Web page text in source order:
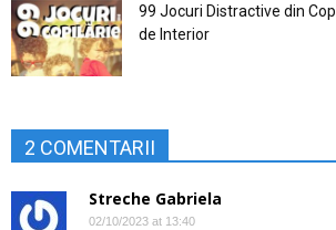
99 Jocuri Distractive din
de Interior
2 COMENTARII
Streche Gabriela
02/10/2023 at 13:40